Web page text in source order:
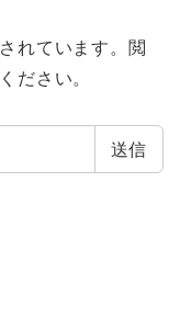
れています。閲
ださい。